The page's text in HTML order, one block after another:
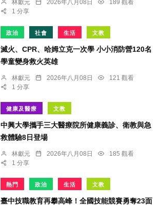
林獻元 2026年八月08日
189 觀看
1 分享
政治 社會 生活 文教
滅火、CPR、哈姆立克一次學 小小消防營120名
學童變身救火英雄
林獻元 2026年八月08日
121 觀看
1 分享
健康及醫療 文教
中興大學攜手三大醫療院所健康義診、衛教與急
救體驗8日登場
林獻元 2026年八月08日
185 觀看
1 分享
熱門 政治 生活 文教
臺中技職教育再攀高峰！全國技能競賽勇奪23面